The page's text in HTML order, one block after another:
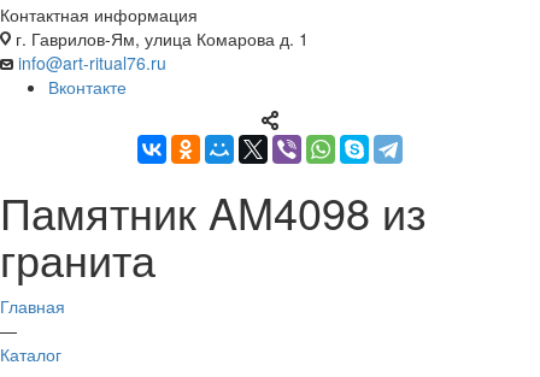
Контактная информация
г. Гаврилов-Ям, улица Комарова д. 1
info@art-ritual76.ru
Вконтакте
Памятник AM4098 из
гранита
Главная
—
Каталог